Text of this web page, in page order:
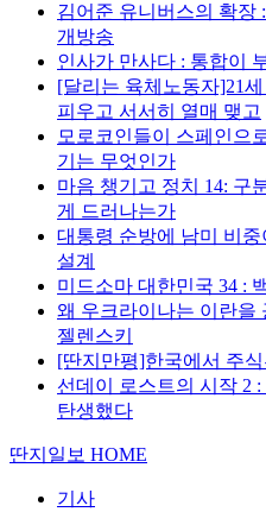
김어준 유니버스의 확장
개방송
인사가 만사다 : 통합이
[달리는 육체노동자]21
피우고 서서히 열매 맺고
모로코인들이 스페인으
기는 무엇인가
마음 챙기고 정치 14: 구
게 드러나는가
대통령 순방에 남미 비
설계
미드소마 대한민국 34 :
왜 우크라이나는 이란을
젤렌스키
[딴지만평]한국에서 주
선데이 로스트의 시작 2
탄생했다
딴지일보 HOME
기사